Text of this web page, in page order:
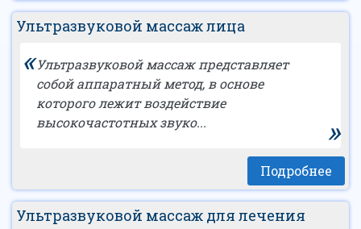
Ультразвуковой массаж лица
«Ультразвуковой массаж представляет
собой аппаратный метод, в основе
которого лежит воздействие
высокочастотных звуко...
»
Подробнее
Ультразвуковой массаж для лечения